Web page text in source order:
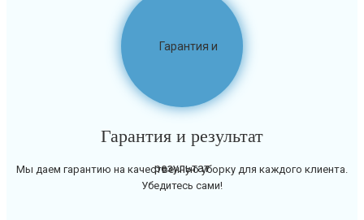
Гарантия и результат
Мы даем гарантию на качественную уборку для каждого клиента.
Убедитесь сами!